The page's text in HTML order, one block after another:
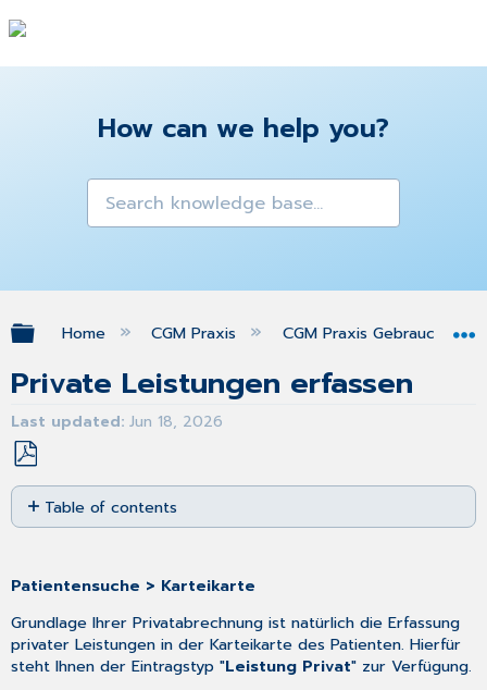
How can we help you?
Expand/collapse global hierarchy
Home CGM Praxis CGM Praxis
Private Leistungen erfassen
Last updated Jun 18, 2026
Save
as
PDF
Table of contents
No
Patientensuche > Karteikarte
Grundlage Ihrer Privatabrechnung ist natürlich die Erfassung
privater Leistungen in der Karteikarte des Patienten. Hierfür
steht Ihnen der Eintragstyp "Leistung Privat" zur Verfügung.